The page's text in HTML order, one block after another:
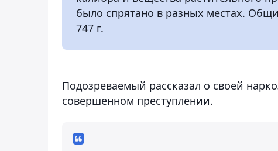
было спрятано в разных местах.
747 г.
Подозреваемый рассказал о своей
совершенном преступлении.